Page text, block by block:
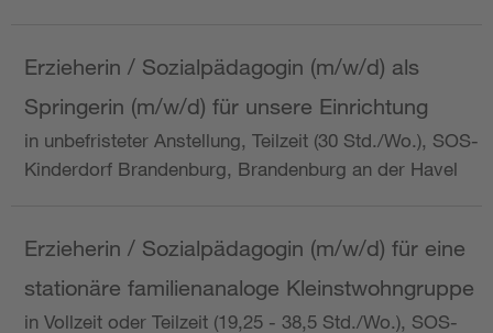
Erzieherin / Sozialpädagogin (m/w/d) als
Springerin (m/w/d) für unsere Einrichtung
in unbefristeter Anstellung, Teilzeit (30 Std./Wo.), SOS-
Kinderdorf Brandenburg, Brandenburg an der Havel
Erzieherin / Sozialpädagogin (m/w/d) für eine
stationäre familienanaloge Kleinstwohngruppe
in Vollzeit oder Teilzeit (19,25 - 38,5 Std./Wo.), SOS-